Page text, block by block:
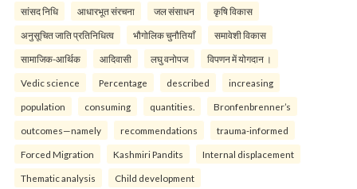
सांसद निधि आधारभूत संरचना जल संसाधन कृषि विकास
अनुसूचित जाति प्रतिनिधित्व भौगोलिक चुनौतियाँ समावेशी विकास
सामाजिक-आर्थिक आदिवासी लघु वनोपज विपणन में योगदान ।
Vedic science Percentage described increasing
population consuming quantities. Bronfenbrenner’s
outcomes—namely recommendations trauma-informed
Forced Migration Kashmiri Pandits Internal displacement
Thematic analysis Child development